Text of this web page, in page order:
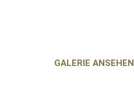
GALERIE ANSEHEN